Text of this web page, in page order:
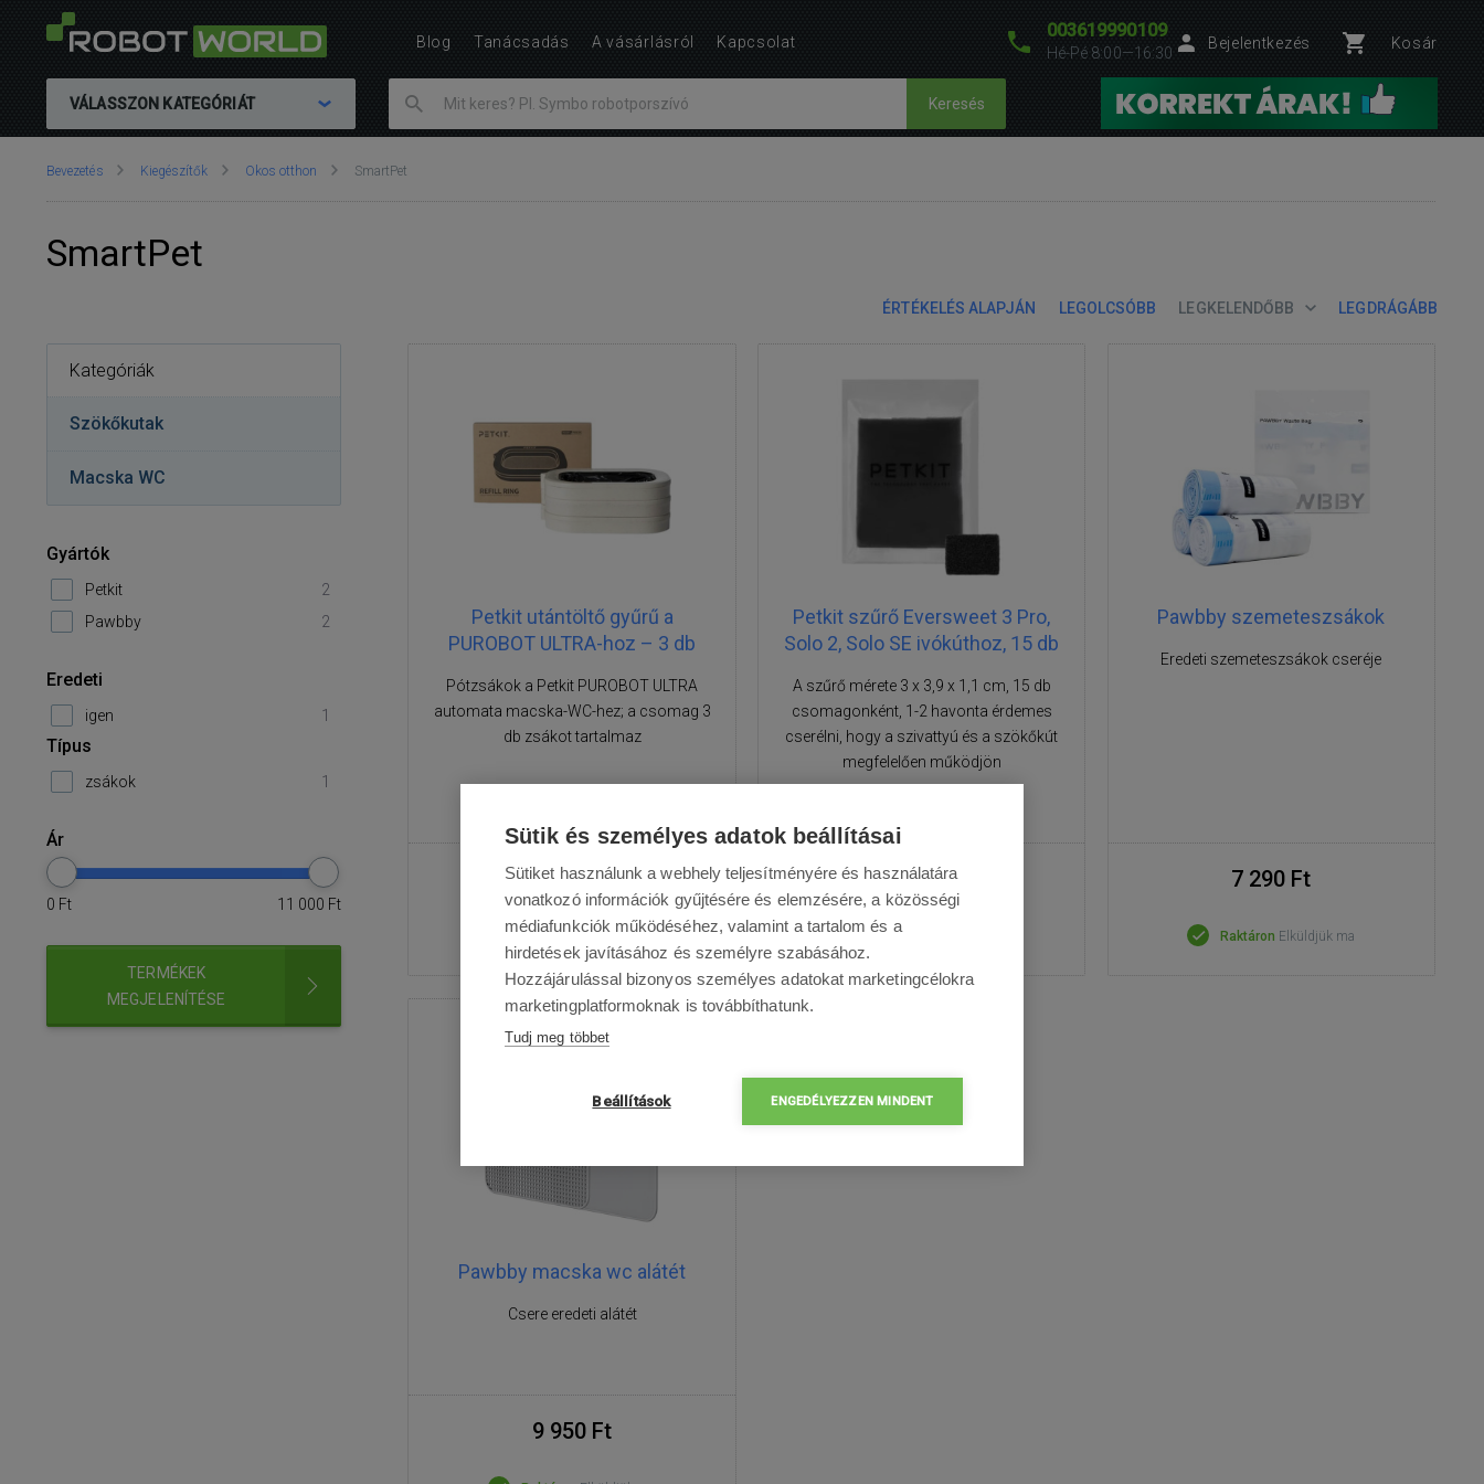
003619990109
Hé-Pé 8:00—16:30
Bejelentkezés Kosár
VÁLASSZON KATEGÓRIÁT Keresés
Ön
Bevezetés Kiegészítők Okos otthon SmartPet
SmartPet
ÉRTÉKELÉS ALAPJÁN LEGOLCSÓBB LEGKELENDŐBB LEGDRÁGÁBB
Petkit utántöltő gyűrű a
PUROBOT ULTRA-hoz – 3 db
Pótzsákok a Petkit PUROBOT ULTRA
automata macska-WC-hez; a csomag 3
db zsákot tartalmaz
10 590 Ft
Raktáron Elküldjük ma
Petkit szűrő Eversweet 3 Pro,
Solo 2, Solo SE ivókúthoz, 15 db
A szűrő mérete 3 x 3,9 x 1,1 cm, 15 db
csomagonként, 1-2 havonta érdemes
cserélni, hogy a szivattyú és a szökőkút
megfelelően működjön
4 250 Ft
Raktáron
Pawbby szemeteszsákok
Eredeti szemeteszsákok cseréje
7 290 Ft
Raktáron Elküldjük ma
Pawbby macska wc alátét
Csere eredeti alátét
9 950 Ft
Kategóriák
Szökőkutak
Macska WC
Gyártók
Petkit
2
Pawbby
2
Eredeti
igen 1
Típus
zsákok 1
Ár
0 Ft 11 000 Ft
TERMÉKEK
MEGJELENÍTÉSE
Blog Tanácsadás A vásárlásról Kapcsolat
Sütik és személyes adatok beállításai
Sütiket használunk a webhely teljesítményére és használatára
vonatkozó információk gyűjtésére és elemzésére, a közösségi
médiafunkciók működéséhez, valamint a tartalom és a
hirdetések javításához és személyre szabásához.
Hozzájárulással bizonyos személyes adatokat marketingcélokra
marketingplatformoknak is továbbíthatunk.
Tudj meg többet
Beállítások ENGEDÉLYEZZEN MINDENT